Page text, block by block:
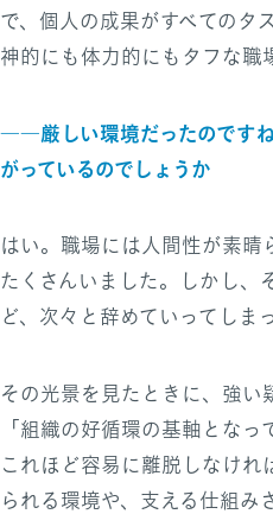
で、個人の成果がすべてのタ
神的にも体力的にもタフな職
――厳しい環境だったのです
がっているのでしょうか
はい。職場には人間性が素
たくさんいました。しかし、
ど、次々と辞めていってしま
その光景を見たときに、強い
「組織の好循環の基軸とな
これほど容易に離脱しなけれ
られる環境や、支える仕組み